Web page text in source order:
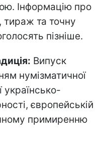
Інформацію про
тираж та точну
пізніше.
Випуск
нумізматичної
українсько-
європейській
примиренню